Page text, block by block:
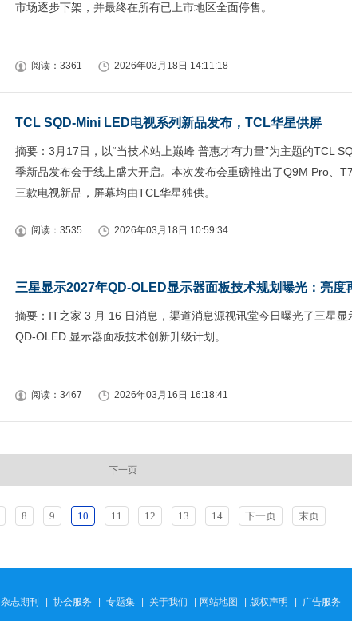
市场逐步下架，并最终在所有已上市地区全面停售。
阅读：3361 2026年03月18日 14:11:18
TCL SQD-Mini LED电视系列新品发布，TCL华星供屏
摘要：3月17日，以“当技术站上巅峰 普惠才有力量”为主题的TCL
季新品发布会于线上盛大开启。本次发布会重磅推出了Q9M Pro、
三款电视新品，屏幕均由TCL华星独供。
阅读：3535 2026年03月18日 10:59:34
三星显示2027年QD-OLED显示器面板技术规划曝光：亮度
摘要：IT之家 3 月 16 日消息，渠道消息源视讯堂今日曝光了三星
QD-OLED 显示器面板技术创新升级计划。
阅读：3467 2026年03月16日 16:18:41
下一页
8 9 10 11 12 13 14 下一页 末页
杂志期刊 协会服务 专题集 关于我们 网站地图 版权声明 广告服务